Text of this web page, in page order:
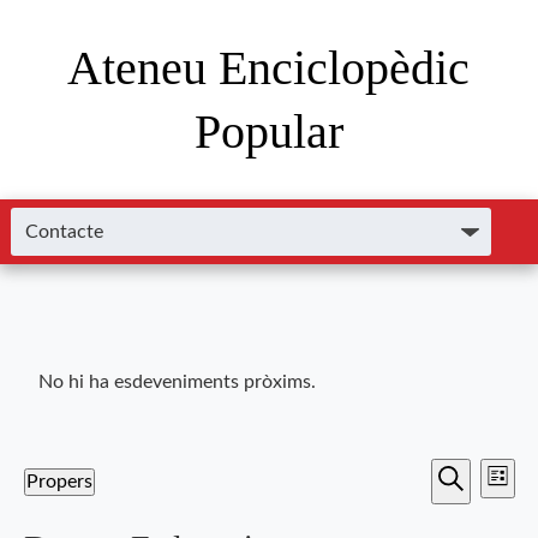
Ateneu Enciclopèdic
Popular
No hi ha esdeveniments pròxims.
Cerca de
Llista
Propers